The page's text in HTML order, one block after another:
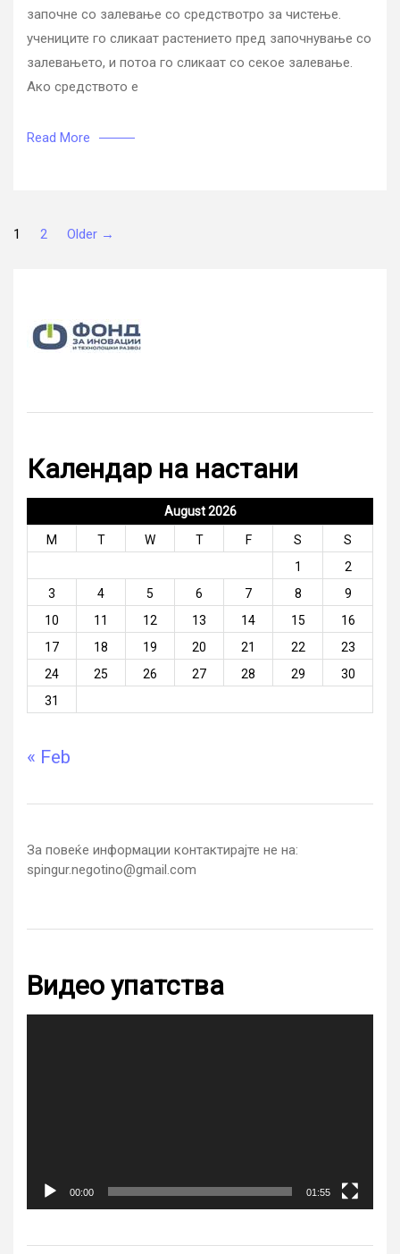
pH
на
започне со залевање со средствотро за чистење.
учениците го сликаат растението пред започнување со
залевањето, и потоа го сликаат со секое залевање.
Ако средството е
Read More
Posts
1 2 Older →
Календар на настани
August 2026
M T W T F S
S
1
2
3
4 5 6 7 8
9
10
11 12 13 14 15
16
17
18 19 20 21 22
23
24
25 26 27 28 29
30
31
« Feb
За повеќе информации контактирајте не на:
spingur.negotino@gmail.com
Видео упатства
00:00 01:55